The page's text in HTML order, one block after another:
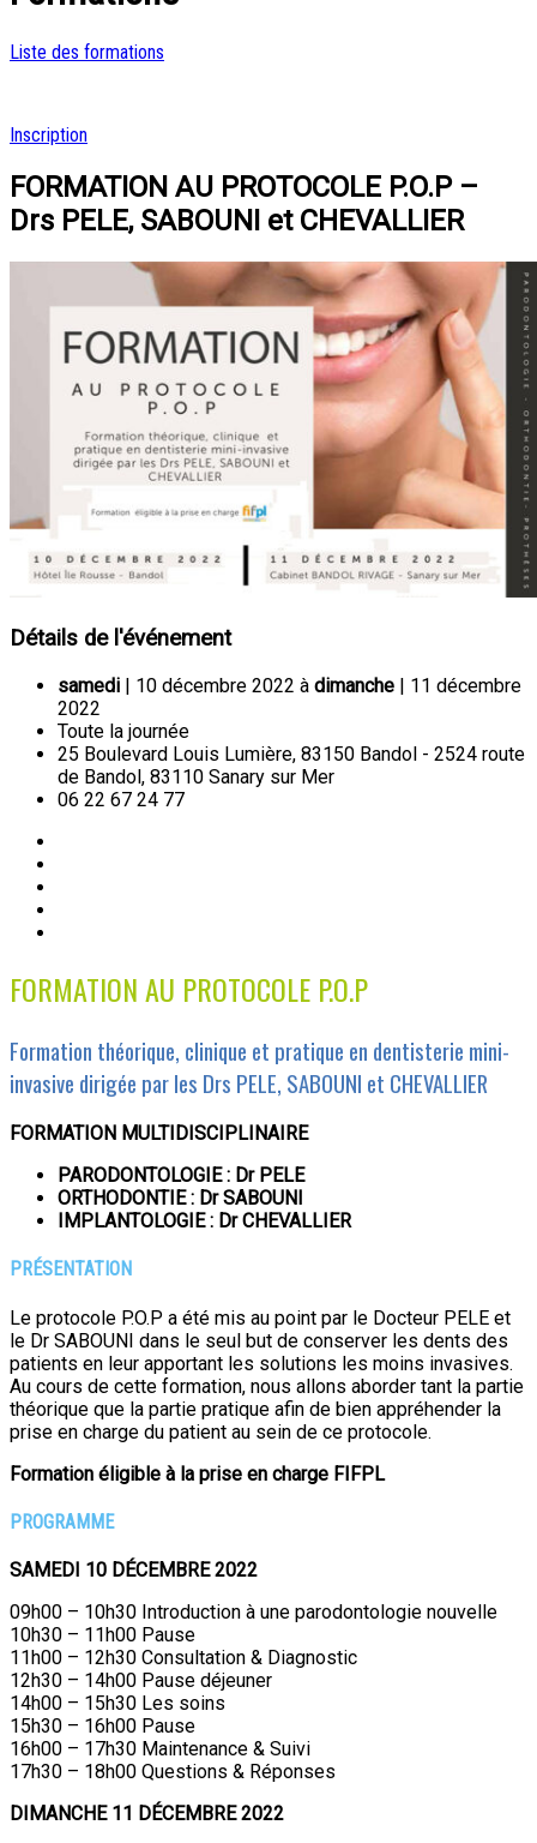
Liste des formations
Inscription
FORMATION AU PROTOCOLE P.O.P –
Drs PELE, SABOUNI et CHEVALLIER
Détails de l'événement
samedi | 10 décembre 2022 à dimanche | 11 décembre
2022
Toute la journée
25 Boulevard Louis Lumière, 83150 Bandol - 2524 route
de Bandol, 83110 Sanary sur Mer
06 22 67 24 77
FORMATION AU PROTOCOLE P.O.P
Formation théorique, clinique et pratique en dentisterie mini-
invasive dirigée par les Drs PELE, SABOUNI et CHEVALLIER
FORMATION MULTIDISCIPLINAIRE
PARODONTOLOGIE : Dr PELE
ORTHODONTIE : Dr SABOUNI
IMPLANTOLOGIE : Dr CHEVALLIER
PRÉSENTATION
Le protocole P.O.P a été mis au point par le Docteur PELE et
le Dr SABOUNI dans le seul but de conserver les dents des
patients en leur apportant les solutions les moins invasives.
Au cours de cette formation, nous allons aborder tant la partie
théorique que la partie pratique afin de bien appréhender la
prise en charge du patient au sein de ce protocole.
Formation éligible à la prise en charge FIFPL
PROGRAMME
SAMEDI 10 DÉCEMBRE 2022
09h00 – 10h30 Introduction à une parodontologie nouvelle
10h30 – 11h00 Pause
11h00 – 12h30 Consultation & Diagnostic
12h30 – 14h00 Pause déjeuner
14h00 – 15h30 Les soins
15h30 – 16h00 Pause
16h00 – 17h30 Maintenance & Suivi
17h30 – 18h00 Questions & Réponses
DIMANCHE 11 DÉCEMBRE 2022